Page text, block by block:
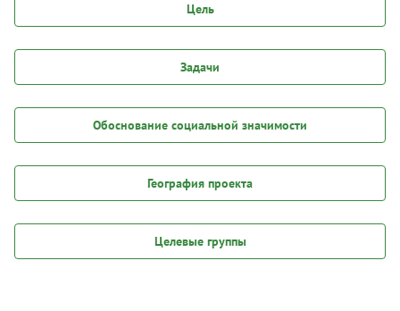
Цель
Задачи
Обоснование социальной значимости
География проекта
Целевые группы